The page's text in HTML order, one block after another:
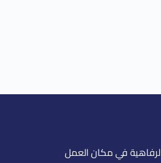
في مكان العمل